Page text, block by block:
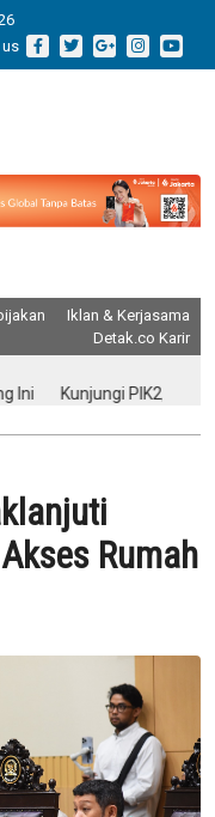
us
Iklan & Kerjasama
Detak.co Karir
Kunjungi PIK2, Peneliti
Rumah